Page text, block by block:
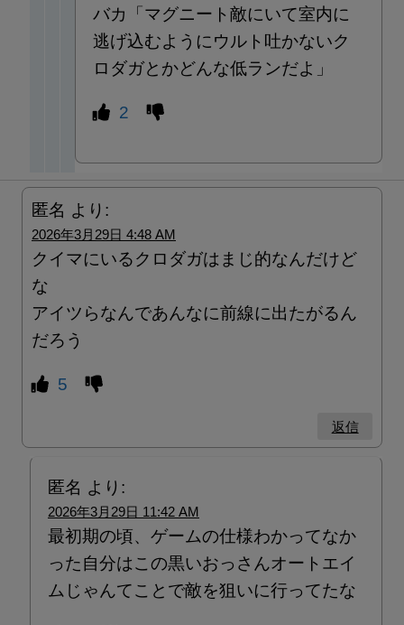
バカ「マグニート敵にいて室内に
逃げ込むようにウルト吐かないク
ロダガとかどんな低ランだよ」
2
匿名 より:
2026年3月29日 4:48 AM
クイマにいるクロダガはまじ的なんだけど
な
アイツらなんであんなに前線に出たがるん
だろう
5
返信
匿名 より:
2026年3月29日 11:42 AM
最初期の頃、ゲームの仕様わかってなか
った自分はこの黒いおっさんオートエイ
ムじゃんてことで敵を狙いに行ってたな